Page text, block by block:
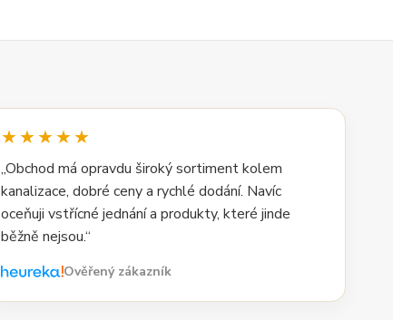
★★★★★
„Obchod má opravdu široký sortiment kolem
kanalizace, dobré ceny a rychlé dodání. Navíc
oceňuji vstřícné jednání a produkty, které jinde
běžně nejsou.“
Ověřený zákazník